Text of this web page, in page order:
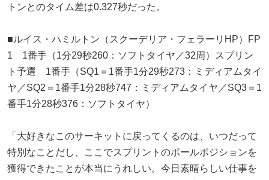
トンとのタイム差は0.327秒だった。
■ルイス・ハミルトン（スクーデリア・フェラーリHP）FP
1 1番手（1分29秒260：ソフトタイヤ／32周）スプリン
ト予選 1番手（SQ1＝1番手1分29秒273：ミディアムタイ
ヤ／SQ2＝1番手1分28秒747：ミディアムタイヤ／SQ3＝1
番手1分28秒376：ソフトタイヤ）
「大好きなこのサーキットに戻ってくるのは、いつだって
特別なことだし、ここでスプリントのポールポジションを
獲得できたことが本当にうれしい。今日素晴らしい仕事を